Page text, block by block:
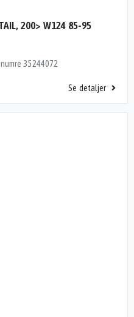
200> W124 85-95
35244072
Se detaljer